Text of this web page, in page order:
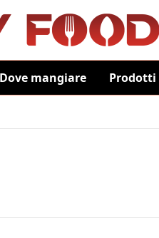
Dove mangiare Prodotti